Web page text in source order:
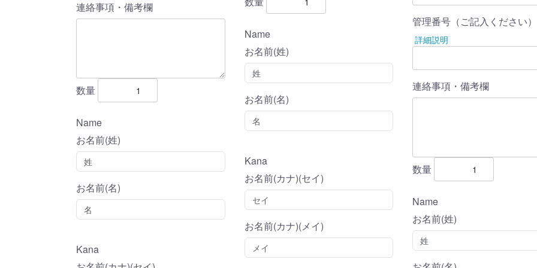
連絡事項・備考欄
数量
Name
お名前(姓)
お名前(名)
Kana
Name
お名前(姓)
お名前(名)
Kana
お名前(カナ)(セイ)
お名前(カナ)(メイ)
管理番号（ご記入ください）
詳細説明
連絡事項・備考欄
数量
Name
お名前(姓)